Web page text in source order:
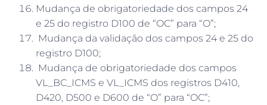
Mudança de obrigatoriedade dos campos 24
e 25 do registro D100 de “OC” para “O”;
Mudança da validação dos campos 24 e 25 do
registro D100;
Mudança de obrigatoriedade dos campos
VL_BC_ICMS e VL_ICMS dos registros D410,
D420, D500 e D600 de “O” para “OC”;